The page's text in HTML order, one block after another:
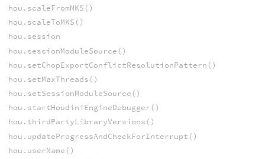
hou.scaleFromMKS()
hou.scaleToMKS()
hou.session
hou.sessionModuleSource()
hou.setChopExportConflictResolutionPattern()
hou.setMaxThreads()
hou.setSessionModuleSource()
hou.startHoudiniEngineDebugger()
hou.thirdPartyLibraryVersions()
hou.updateProgressAndCheckForInterrupt()
hou.userName()